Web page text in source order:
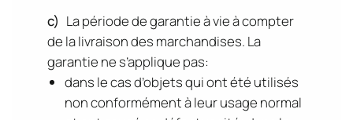
c) La période de garantie à vie à compter
de la livraison des marchandises. La
garantie ne s’applique pas:
dans le cas d’objets qui ont été utilisés
non conformément à leur usage normal